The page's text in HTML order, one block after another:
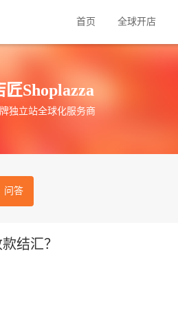
首页 全球开店
匠Shoplazza
独立站全球化服务商
问答
结汇？